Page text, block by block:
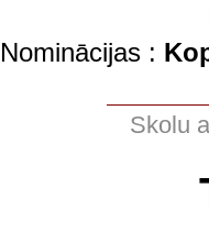
Nominācijas :
Skolu